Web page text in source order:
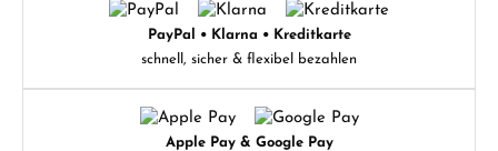
PayPal • Klarna • Kreditkarte
schnell, sicher & flexibel bezahlen
Apple Pay & Google Pay